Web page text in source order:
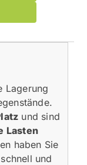
Lagerung
und sind
Lasten
haben Sie
und